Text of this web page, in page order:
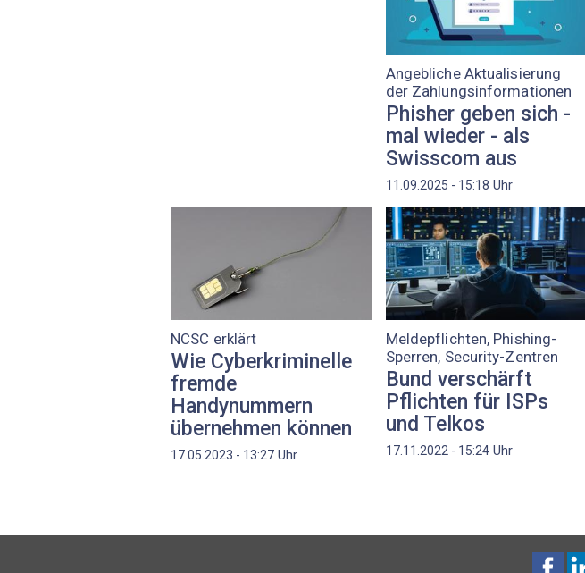
Angebliche Aktualisierung
der Zahlungsinformationen
Phisher geben sich -
mal wieder - als
Swisscom aus
11.09.2025 - 15:18 Uhr
NCSC erklärt
Wie Cyberkriminelle
fremde
Handynummern
übernehmen können
17.05.2023 - 13:27 Uhr
Meldepflichten, Phishing-
Sperren, Security-Zentren
Bund verschärft
Pflichten für ISPs
und Telkos
17.11.2022 - 15:24Uhr